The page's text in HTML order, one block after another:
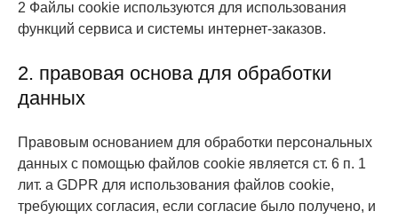
2 Файлы cookie используются для использования
функций сервиса и системы интернет-заказов.
2. правовая основа для обработки
данных
Правовым основанием для обработки персональных
данных с помощью файлов cookie является ст. 6 п. 1
лит. a GDPR для использования файлов cookie,
требующих согласия, если согласие было получено, и